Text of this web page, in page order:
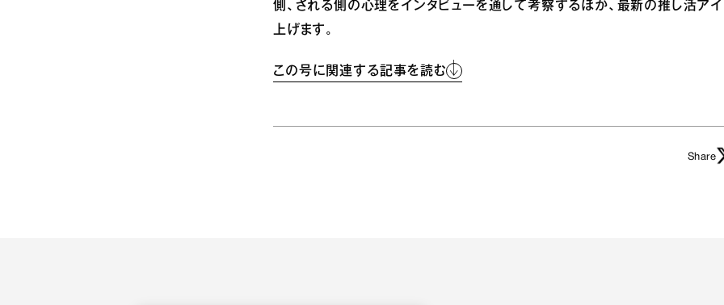
側、される側の心理をインタビューを通して考察するほか、最新の推し活ア
上げます。
この号に関連する記事を読む
Share